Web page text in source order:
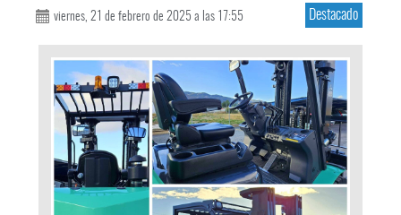
Destacado
viernes, 21 de febrero de 2025 a las 17:55